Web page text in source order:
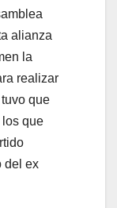
alianza
la
realizar
que
los que
del ex